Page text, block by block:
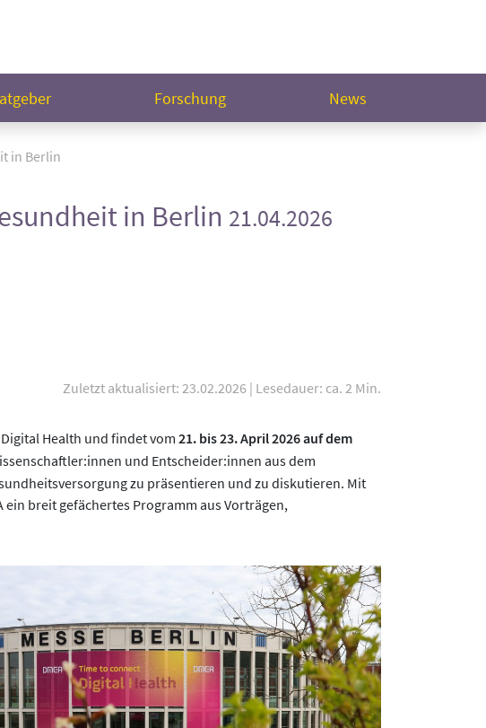
Forschung News
in Berlin
in Berlin 21.04.2026
Zuletzt aktualisiert: 23.02.2026 | Lesedauer: ca. 2 Min.
Health und findet vom 21. bis 23. April 2026 auf dem
und Entscheider:innen aus dem
zu präsentieren und zu diskutieren. Mit
ein breit gefächertes Programm aus Vorträgen,